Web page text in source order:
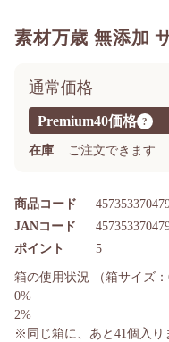
素材万歳 無添加
Premium40価格 ?
通常価格
在庫 ご注文できます
商品コード
ポイント 5
JANコード
箱の使用状況
（箱サイズ：
0%
2%
※同じ箱に、あと 41個入り